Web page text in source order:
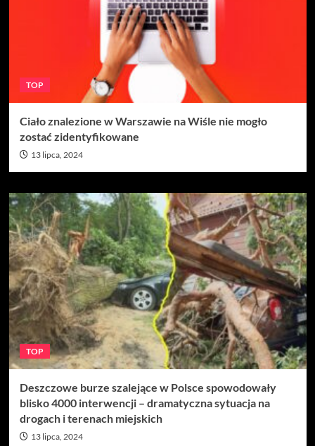
TOP
Ciało znalezione w Warszawie na Wiśle nie mogło
zostać zidentyfikowane
13 lipca, 2024
TOP
Deszczowe burze szalejące w Polsce spowodowały
blisko 4000 interwencji – dramatyczna sytuacja na
drogach i terenach miejskich
13 lipca, 2024